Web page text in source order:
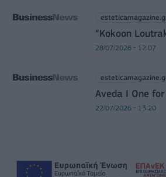
“Kokoon
28/07/2026 - 12:07
Aveda I One
22/07/2026 - 13:20